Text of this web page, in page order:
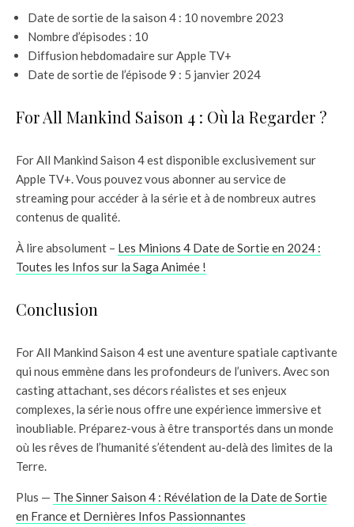
Date de sortie de la saison 4 : 10 novembre 2023
Nombre d’épisodes : 10
Diffusion hebdomadaire sur Apple TV+
Date de sortie de l’épisode 9 : 5 janvier 2024
For All Mankind Saison 4 : Où la Regarder ?
For All Mankind Saison 4 est disponible exclusivement sur
Apple TV+. Vous pouvez vous abonner au service de
streaming pour accéder à la série et à de nombreux autres
contenus de qualité.
À lire absolument – Les Minions 4 Date de Sortie en 2024 :
Toutes les Infos sur la Saga Animée !
Conclusion
For All Mankind Saison 4 est une aventure spatiale captivante
qui nous emmène dans les profondeurs de l’univers. Avec son
casting attachant, ses décors réalistes et ses enjeux
complexes, la série nous offre une expérience immersive et
inoubliable. Préparez-vous à être transportés dans un monde
où les rêves de l’humanité s’étendent au-delà des limites de la
Terre.
Plus — The Sinner Saison 4 : Révélation de la Date de Sortie
en France et Dernières Infos Passionnantes